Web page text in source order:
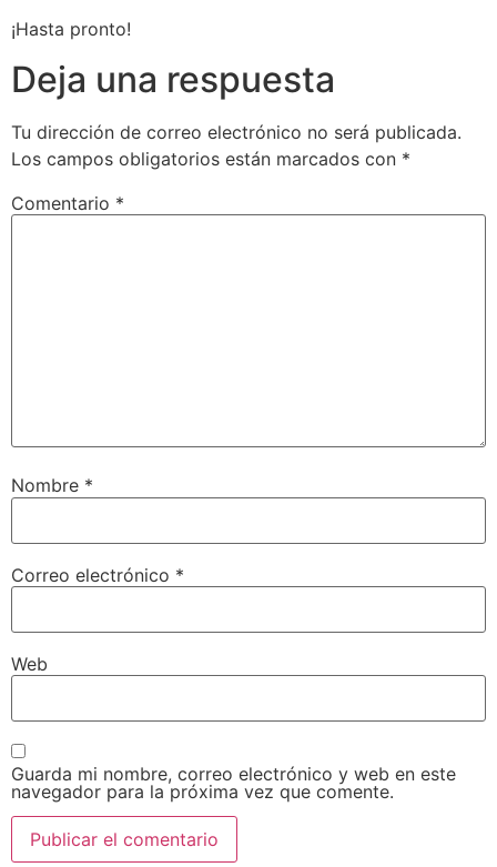
¡Hasta pronto!
Deja una respuesta
Tu dirección de correo electrónico no será publicada.
Los campos obligatorios están marcados con *
Comentario *
Nombre *
Correo electrónico *
Web
Guarda mi nombre, correo electrónico y web en este
navegador para la próxima vez que comente.